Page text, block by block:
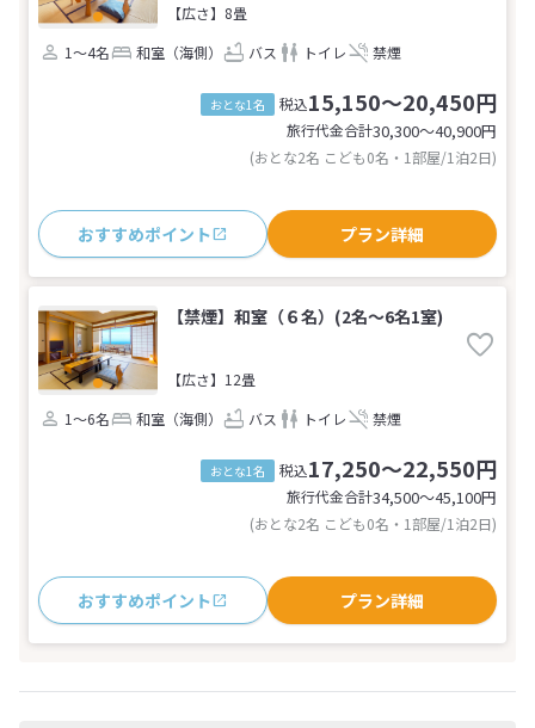
【広さ】8畳
1～4名
和室（海側） バス トイレ 禁煙
おとな1名 税込15,150～20,450円
旅行代金合計30,300〜40,900円
(おとな2名 こども0名・1部屋/1泊2日)
おすすめポイント プラン詳細
【禁煙】和室（６名）(2名～6名1室)
【広さ】12畳
1～6名
和室（海側） バス トイレ 禁煙
おとな1名 税込17,250～22,550円
旅行代金合計34,500〜45,100円
(おとな2名 こども0名・1部屋/1泊2日)
おすすめポイント プラン詳細